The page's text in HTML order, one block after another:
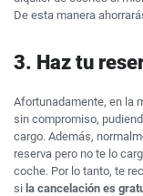
De esta manera
3. Haz tu
Afortunadamente, en la
sin compromiso,
cargo. Además,
reserva pero no te lo
coche. Por lo tanto, te
si la cancelación es